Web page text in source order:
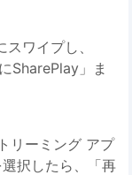
ワイプし、
SharePlay」ま
リーミング アプ
択したら、「再